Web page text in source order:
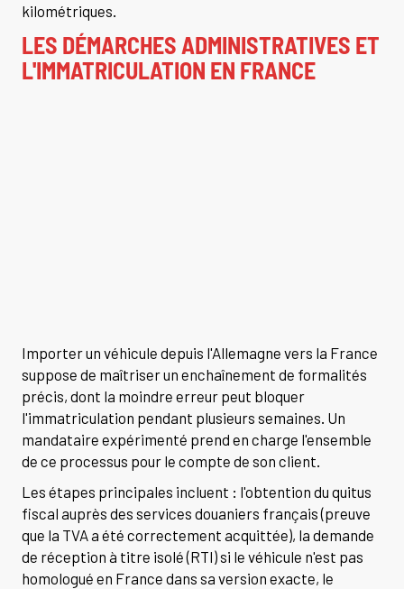
kilométriques.
LES DÉMARCHES ADMINISTRATIVES ET
L'IMMATRICULATION EN FRANCE
Importer un véhicule depuis l'Allemagne vers la France
suppose de maîtriser un enchaînement de formalités
précis, dont la moindre erreur peut bloquer
l'immatriculation pendant plusieurs semaines. Un
mandataire expérimenté prend en charge l'ensemble
de ce processus pour le compte de son client.
Les étapes principales incluent : l'obtention du quitus
fiscal auprès des services douaniers français (preuve
que la TVA a été correctement acquittée), la demande
de réception à titre isolé (RTI) si le véhicule n'est pas
homologué en France dans sa version exacte, le